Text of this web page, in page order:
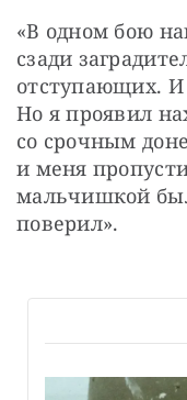
«В одном бою
сзади
отступающих. И
Но я проявил
со срочным
и меня
мальчишкой
поверил».